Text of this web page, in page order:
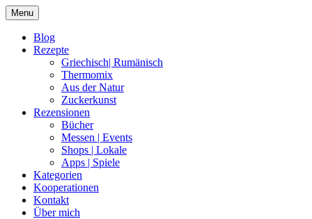
Skip
to
content
Menu
Blog
Rezepte
Griechisch| Rumänisch
Thermomix
Aus der Natur
Zuckerkunst
Rezensionen
Bücher
Messen | Events
Shops | Lokale
Apps | Spiele
Kategorien
Kooperationen
Kontakt
Über mich